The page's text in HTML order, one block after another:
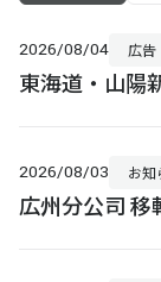
2026/08/04 広告
東海道・山陽
2026/08/03 お知
広州分公司 移